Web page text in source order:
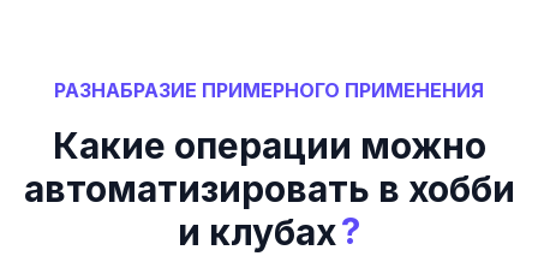
РАЗНАБРАЗИЕ ПРИМЕРНОГО ПРИМЕНЕНИЯ
Какие операции можно
автоматизировать в хобби
и клубах?